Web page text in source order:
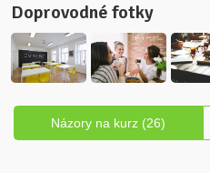
Doprovodné fotky
Názory na kurz (26)